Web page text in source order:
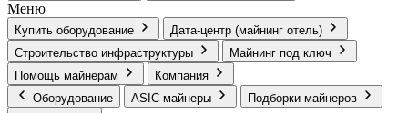
Меню
Купить оборудование
Дата-центр (майнинг отель)
Строительство инфраструктуры
Майнинг под ключ
Помощь майнерам
Компания
Оборудование
ASIC-майнеры
Подборки майнеров